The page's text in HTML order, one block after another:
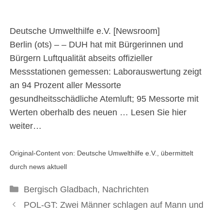
gesundheitsschädliche
Diesel-Abgaswerte in
167 Städten
4. Dezember 2025
Deutsche Umwelthilfe e.V. [Newsroom]
Berlin (ots) – – DUH hat mit Bürgerinnen und
Bürgern Luftqualität abseits offizieller
Messstationen gemessen: Laborauswertung zeigt
an 94 Prozent aller Messorte
gesundheitsschädliche Atemluft; 95 Messorte mit
Werten oberhalb des neuen … Lesen Sie hier
weiter…
Original-Content von: Deutsche Umwelthilfe e.V., übermittelt
durch news aktuell
Kategorien
Bergisch Gladbach, Nachrichten
POL-GT: Zwei Männer schlagen auf Mann und